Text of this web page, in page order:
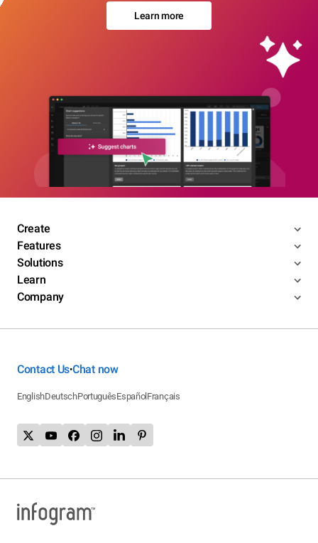
Learn more
Create
Features
Solutions
Learn
Company
Contact Us•Chat now
EnglishDeutschPortuguêsEspañol Français